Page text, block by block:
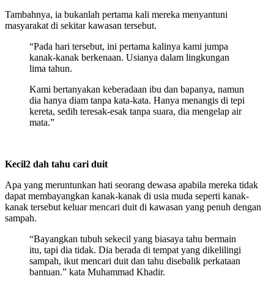
Tambahnya, ia bukanlah pertama kali mereka menyantuni
masyarakat di sekitar kawasan tersebut.
“Pada hari tersebut, ini pertama kalinya kami jumpa
kanak-kanak berkenaan. Usianya dalam lingkungan
lima tahun.
Kami bertanyakan keberadaan ibu dan bapanya, namun
dia hanya diam tanpa kata-kata. Hanya menangis di tepi
kereta, sedih teresak-esak tanpa suara, dia mengelap air
mata.”
Kecil2 dah tahu cari duit
Apa yang meruntunkan hati seorang dewasa apabila mereka tidak
dapat membayangkan kanak-kanak di usia muda seperti kanak-
kanak tersebut keluar mencari duit di kawasan yang penuh dengan
sampah.
“Bayangkan tubuh sekecil yang biasaya tahu bermain
itu, tapi dia tidak. Dia berada di tempat yang dikelilingi
sampah, ikut mencari duit dan tahu disebalik perkataan
bantuan.” kata Muhammad Khadir.